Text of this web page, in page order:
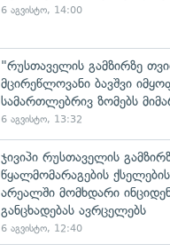
6 აგვისტო, 14:00
"რუსთაველის გამზირზე
მცირეწლოვანი ბავშვი
სამართლებრივ ზომებს
6 აგვისტო, 13:32
ჯივიპი რუსთაველის
წყალმომარაგების
არეალში მომხდარი
განცხადებას ავრცელებს
6 აგვისტო, 12:40